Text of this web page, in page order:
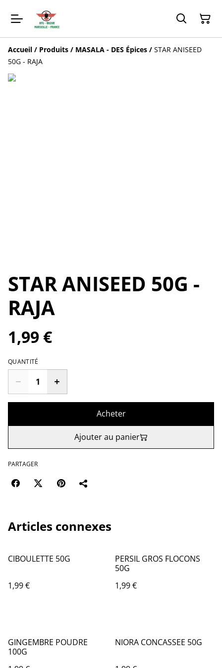
Accueil / Produits / MASALA - DES Épices / STAR ANISEED
50G - RAJA
STAR ANISEED 50G -
RAJA
1,99 €
QUANTITÉ
Acheter
Ajouter au panier
PARTAGER
Articles connexes
CIBOULETTE 50G
1,99 €
PERSIL GROS FLOCONS
50G
1,99 €
GINGEMBRE POUDRE
100G
NIORA CONCASSEE 50G